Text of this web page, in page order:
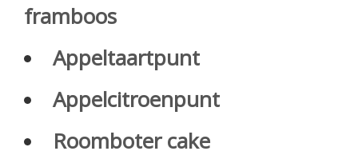
framboos
Appeltaartpunt
Appelcitroenpunt
Roomboter cake